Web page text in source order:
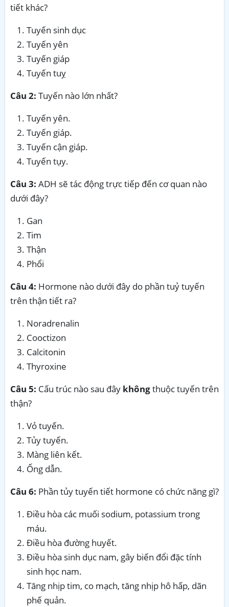
tiết khác?
Tuyến sinh dục
Tuyến yên
Tuyến giáp
Tuyến tuỵ
Câu 2: Tuyến nào lớn nhất?
Tuyến yên.
Tuyến giáp.
Tuyến cận giáp.
Tuyến tụy.
Câu 3: ADH sẽ tác động trực tiếp đến cơ quan nào
dưới đây?
Gan
Tim
Thận
Phổi
Câu 4: Hormone nào dưới đây do phần tuỷ tuyến
trên thận tiết ra?
Noradrenalin
Cooctizon
Calcitonin
Thyroxine
Câu 5: Cấu trúc nào sau đây khôngthuộc tuyến trên
thận?
Vỏ tuyến.
Tủy tuyến.
Màng liên kết.
Ống dẫn.
Câu 6: Phần tủy tuyến tiết hormone có chức năng gì?
Điều hòa các muối sodium, potassium trong
máu.
Điều hòa đường huyết.
Điều hòa sinh dục nam, gây biến đổi đặc tính
sinh học nam.
Tăng nhịp tim, co mạch, tăng nhịp hô hấp, dãn
phế quản.